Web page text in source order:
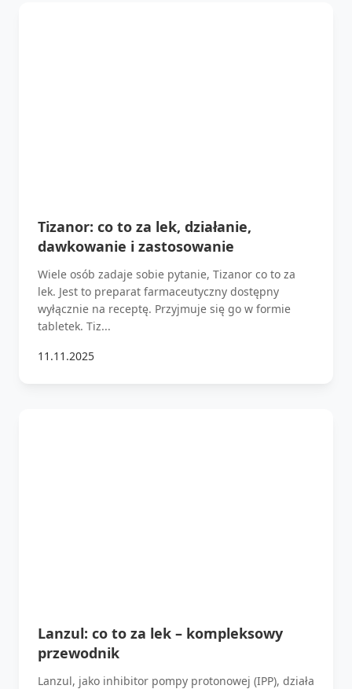
Tizanor: co to za lek, działanie,
dawkowanie i zastosowanie
Wiele osób zadaje sobie pytanie, Tizanor co to za
lek. Jest to preparat farmaceutyczny dostępny
wyłącznie na receptę. Przyjmuje się go w formie
tabletek. Tiz...
11.11.2025
Lanzul: co to za lek – kompleksowy
przewodnik
Lanzul, jako inhibitor pompy protonowej (IPP), działa